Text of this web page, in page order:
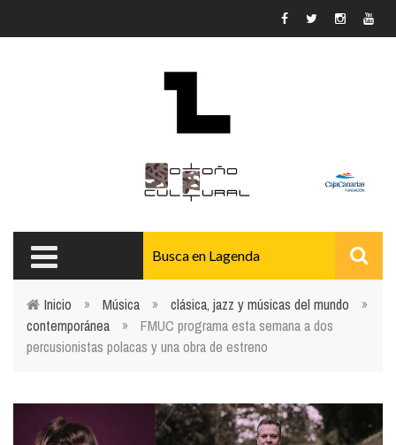
Usted está aquí
Inicio » Música » clásica, jazz y músicas del mundo
»
contemporánea
»
FMUC programa esta semana a dos
percusionistas polacas y una obra de estreno